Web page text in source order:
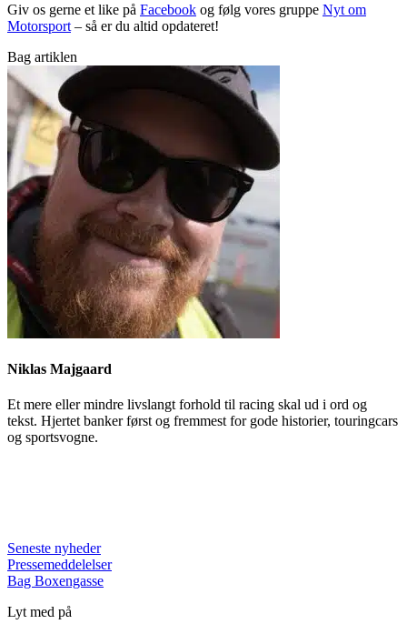
Giv os gerne et like på Facebook og følg vores gruppe Nyt om
Motorsport – så er du altid opdateret!
Bag artiklen
Niklas Majgaard
Et mere eller mindre livslangt forhold til racing skal ud i ord og
tekst. Hjertet banker først og fremmest for gode historier, touringcars
og sportsvogne.
Seneste nyheder
Pressemeddelelser
Bag Boxengasse
Lyt med på